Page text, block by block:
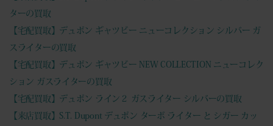
ターの買取
【宅配買取】デュポン ギャツビー ニューコレクション シルバー ガ
スライターの買取
【宅配買取】デュポン ギャツビー NEW COLLECTION ニューコレク
ション ガスライターの買取
【宅配買取】デュポン ライン２ ガスライター シルバーの買取
【来店買取】S.T. Dupont デュポン ターボ ライター と シガー カッ